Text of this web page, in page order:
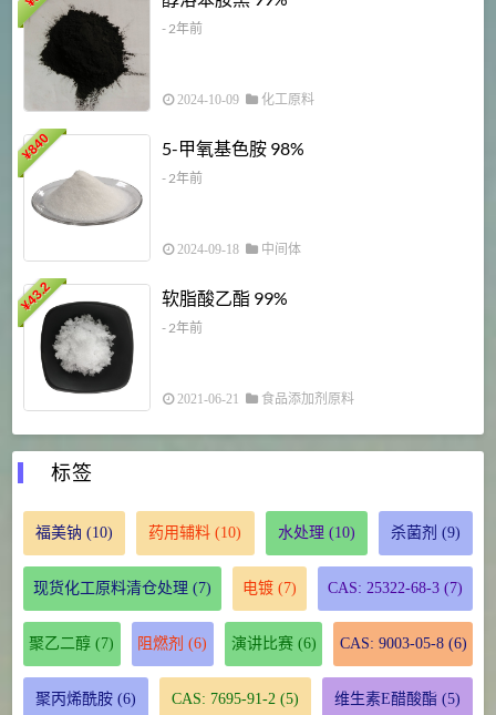
- 2年前
2024-10-09 化工原料
¥
840 5-甲氧基色胺 98%
- 2年前
2024-09-18 中间体
¥
43.2 软脂酸乙酯 99%
- 2年前
2021-06-21 食品添加剂原料
标签
福美钠 (10) 药用辅料 (10) 水处理 (10) 杀菌剂 (9)
现货化工原料清仓处理 (7) 电镀 (7) CAS: 25322-68-3 (7)
聚乙二醇 (7) 阻燃剂 (6) 演讲比赛(6) CAS: 9003-05-8(6)
聚丙烯酰胺(6) CAS: 7695-91-2 (5) 维生素E醋酸酯 (5)